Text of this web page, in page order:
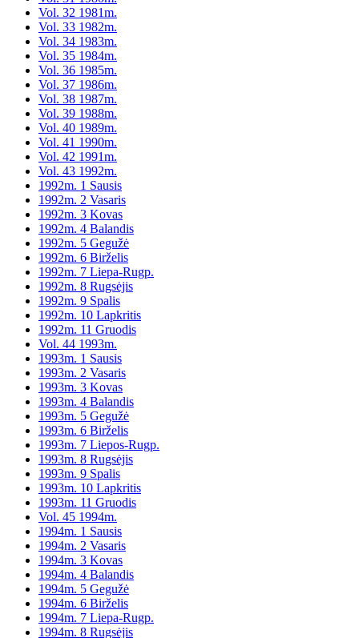
Vol. 32 1981m.
Vol. 33 1982m.
Vol. 34 1983m.
Vol. 35 1984m.
Vol. 36 1985m.
Vol. 37 1986m.
Vol. 38 1987m.
Vol. 39 1988m.
Vol. 40 1989m.
Vol. 41 1990m.
Vol. 42 1991m.
Vol. 43 1992m.
1992m. 1 Sausis
1992m. 2 Vasaris
1992m. 3 Kovas
1992m. 4 Balandis
1992m. 5 Gegužė
1992m. 6 Birželis
1992m. 7 Liepa-Rugp.
1992m. 8 Rugsėjis
1992m. 9 Spalis
1992m. 10 Lapkritis
1992m. 11 Gruodis
Vol. 44 1993m.
1993m. 1 Sausis
1993m. 2 Vasaris
1993m. 3 Kovas
1993m. 4 Balandis
1993m. 5 Gegužė
1993m. 6 Birželis
1993m. 7 Liepos-Rugp.
1993m. 8 Rugsėjis
1993m. 9 Spalis
1993m. 10 Lapkritis
1993m. 11 Gruodis
Vol. 45 1994m.
1994m. 1 Sausis
1994m. 2 Vasaris
1994m. 3 Kovas
1994m. 4 Balandis
1994m. 5 Gegužė
1994m. 6 Birželis
1994m. 7 Liepa-Rugp.
1994m. 8 Rugsėjis